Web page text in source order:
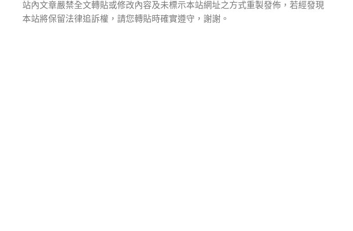
站內文章嚴禁全文轉貼或修改內容及未標示本站網址之方式重製發佈，若經發現
本站將保留法律追訴權，請您轉貼時確實遵守，謝謝。